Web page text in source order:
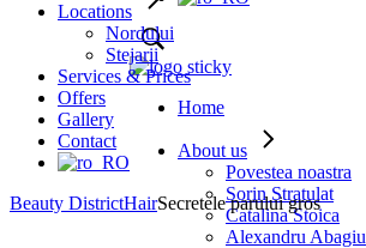
Home
About us
Povestea noastra
Sorin Stratulat
Catalina Stoica
Alexandru Abagiu
Locations
Nordului
Stejarii
Services & Prices
Offers
Gallery
Contact
Beauty DistrictHairSecretele parului gros